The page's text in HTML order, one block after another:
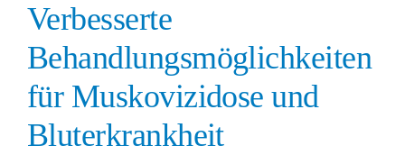
Verbesserte
Behandlungsmöglichkeiten
für Muskovizidose und
Bluterkrankheit